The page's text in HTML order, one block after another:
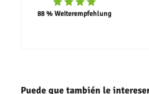
88 % Weiterempfehlung
Puede que también le